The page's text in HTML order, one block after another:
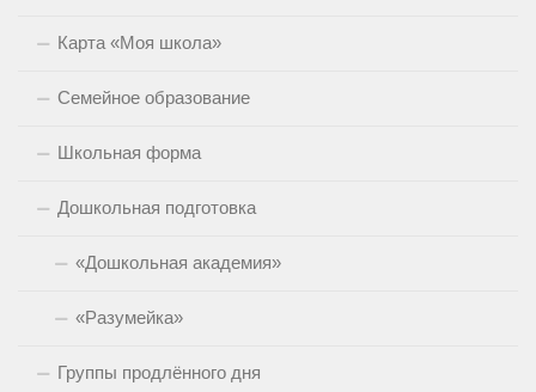
Карта «Моя школа»
Семейное образование
Школьная форма
Дошкольная подготовка
«Дошкольная академия»
«Разумейка»
Группы продлённого дня